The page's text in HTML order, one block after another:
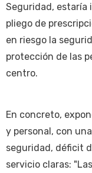
Seguridad, estaría
pliego de
en riesgo la
protección de las
centro.
En concreto,
y personal, con
seguridad, déficit
servicio claras: